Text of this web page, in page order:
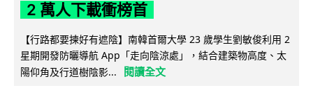
2 萬人下載衝榜首
【行路都要揀好有遮陰】南韓首爾大學 23 歲學生劉敏俊利用 2
星期開發防曬導航 App「走向陰涼處」，結合建築物高度、太
陽仰角及行道樹陰影...
閱讀全文